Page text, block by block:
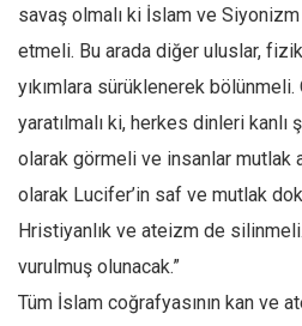
savaş olmalı ki İslam ve
etmeli. Bu arada diğer uluslar,
yıkımlara sürüklenerek
yaratılmalı ki, herkes dinleri
olarak görmeli ve insanlar mutlak
olarak Lucifer’in saf ve mutlak
Hristiyanlık ve ateizm de
vurulmuş olunacak.”
Tüm İslam coğrafyasının kan ve